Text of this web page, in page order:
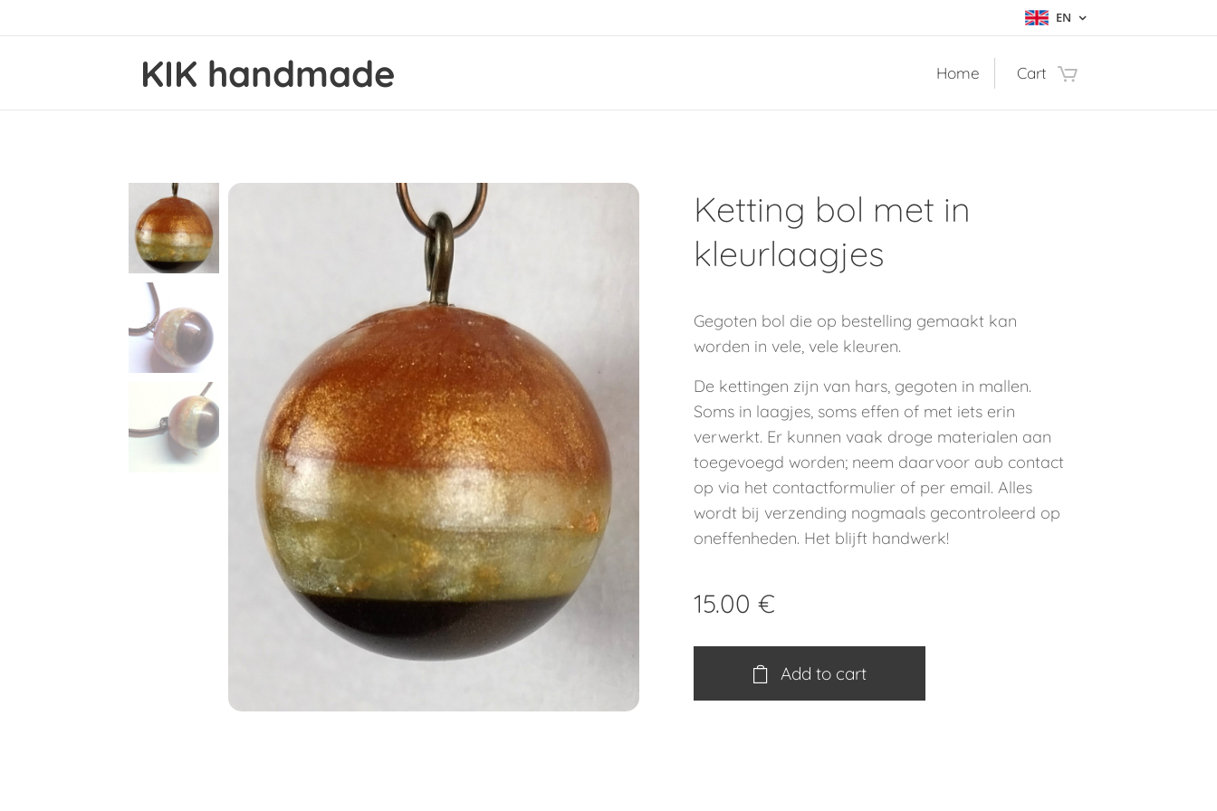
EN
KIK handmade Home Cart
Ketting bol met in
kleurlaagjes
Gegoten bol die op bestelling gemaakt kan
worden in vele, vele kleuren.
De kettingen zijn van hars, gegoten in mallen.
Soms in laagjes, soms effen of met iets erin
verwerkt. Er kunnen vaak droge materialen aan
toegevoegd worden; neem daarvoor aub contact
op via het contactformulier of per email. Alles
wordt bij verzending nogmaals gecontroleerd op
oneffenheden. Het blijft handwerk!
15.00 €
Add to cart